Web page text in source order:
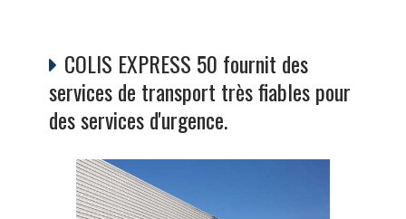
COLIS EXPRESS 50 fournit des
services de transport très fiables pour
des services d'urgence.